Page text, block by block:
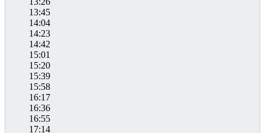
13:45
14:04
14:23
14:42
15:01
15:20
15:39
15:58
16:17
16:36
16:55
17:14